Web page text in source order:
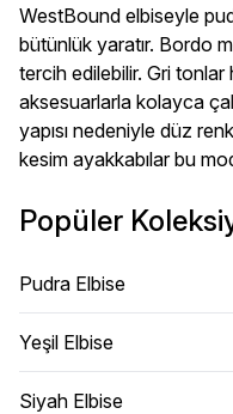
WestBound elbiseyle
bütünlük yaratır. Bordo
tercih edilebilir. Gri
aksesuarlarla kolayca
yapısı nedeniyle düz
kesim ayakkabılar bu
Popüler
Pudra Elbise
Yeşil Elbise
Siyah Elbise